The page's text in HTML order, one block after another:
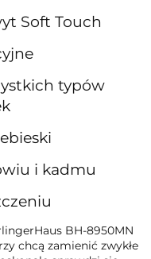
Soft Touch
typów
i kadmu
BH-8950MN
chcą zamienić zwykłe